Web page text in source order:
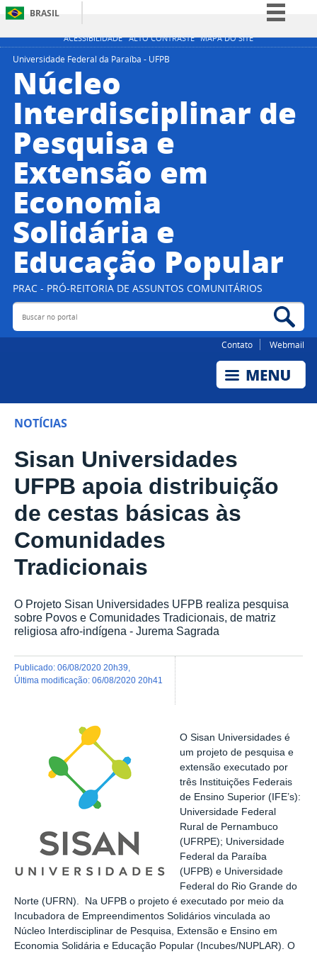
ACESSIBILIDADE ALTO CONTRASTE MAPA DO SITE
BRASIL
Simplifique!
Acesso à informação
Legislação
Universidade Federal da Paraíba - UFPB
Núcleo
Interdisciplinar de
Pesquisa e
Extensão em
Economia
Solidária e
Educação Popular
PRAC - PRÓ-REITORIA DE ASSUNTOS COMUNITÁRIOS
Buscar no portal
Contato Webmail
NOTÍCIAS
Sisan Universidades
UFPB apoia distribuição
de cestas básicas às
Comunidades
Tradicionais
O Projeto Sisan Universidades UFPB realiza pesquisa
sobre Povos e Comunidades Tradicionais, de matriz
religiosa afro-indígena - Jurema Sagrada
publicado: 06/08/2020 20h39
última modificação: 06/08/2020 20h41
O Sisan Universidades é
um projeto de pesquisa e
extensão executado por
três Instituições Federais
de Ensino Superior (IFE’s):
Universidade Federal
Rural de Pernambuco
(UFRPE); Universidade
Federal da Paraíba
(UFPB) e Universidade
Federal do Rio Grande do
Norte (UFRN). Na UFPB o projeto é executado por meio da
Incubadora de Empreendimentos Solidários vinculada ao
Núcleo Interdisciplinar de Pesquisa, Extensão e Ensino em
Economia Solidária e Educação Popular (Incubes/NUPLAR). O